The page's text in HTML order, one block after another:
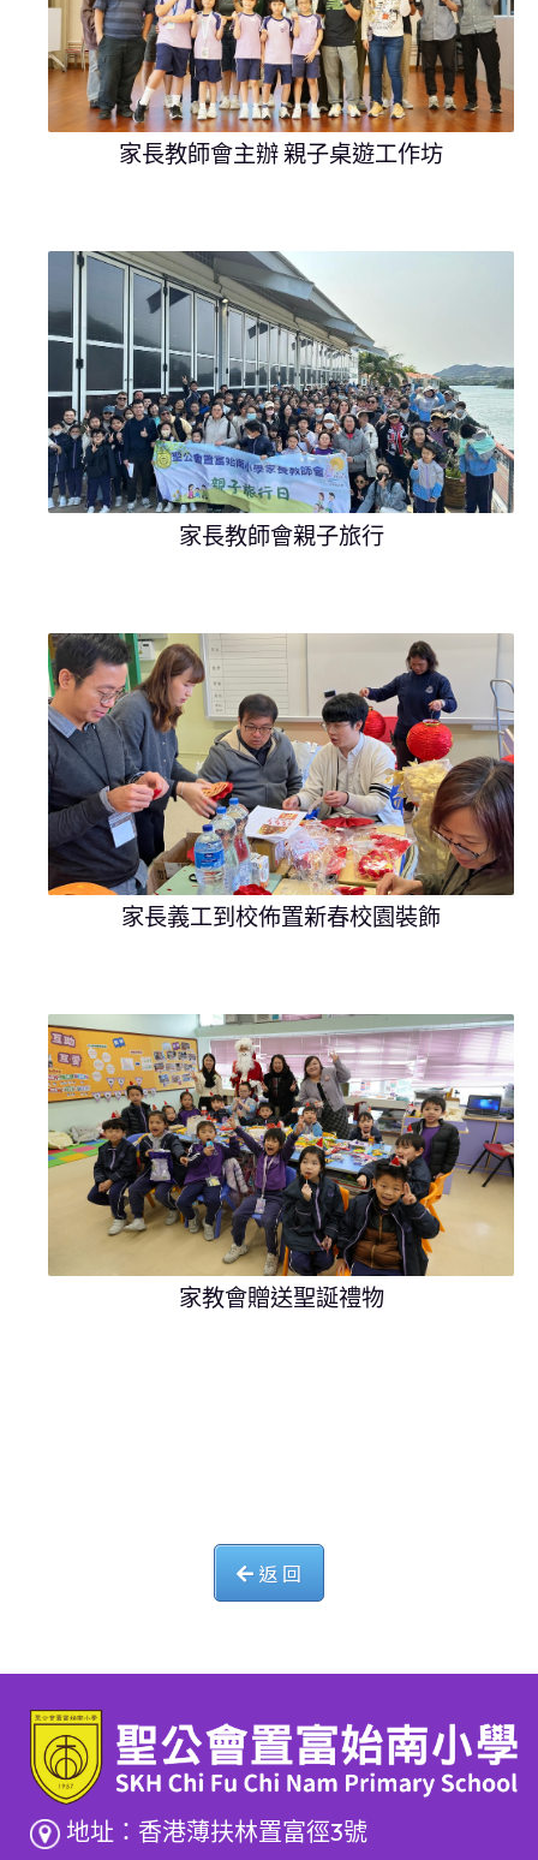
家長教師會主辦 親子桌遊工作坊
家長教師會親子旅行
家長義工到校佈置新春校園裝飾
家教會贈送聖誕禮物
返 回
地址：香港薄扶林置富徑3號